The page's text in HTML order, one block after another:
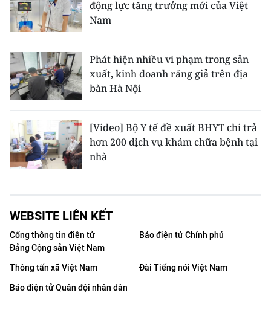
động lực tăng trưởng mới của Việt
Nam
Phát hiện nhiều vi phạm trong sản
xuất, kinh doanh răng giả trên địa
bàn Hà Nội
[Video] Bộ Y tế đề xuất BHYT chi trả
hơn 200 dịch vụ khám chữa bệnh tại
nhà
WEBSITE LIÊN KẾT
Cổng thông tin điện tử
Đảng Cộng sản Việt Nam
Báo điện tử Chính phủ
Thông tấn xã Việt Nam
Đài Tiếng nói Việt Nam
Báo điện tử Quân đội nhân dân